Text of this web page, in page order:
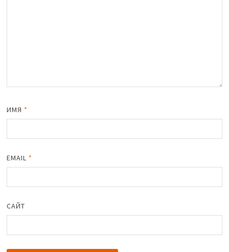
ИМЯ *
EMAIL *
САЙТ